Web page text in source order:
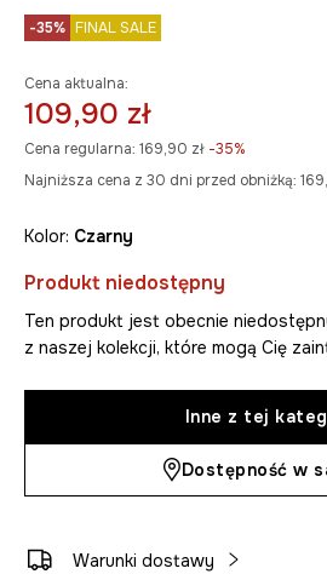
-35% FINAL SALE
Cena aktualna:
109,90 zł
Cena regularna: 169,90 zł -35%
Najniższa cena z 30 dni przed obniżką:
Kolor: czarny
Produkt niedostępny
Ten produkt jest obecnie
z naszej kolekcji, które mogą Cię
Inne z tej
Dostępność w
Warunki dostawy